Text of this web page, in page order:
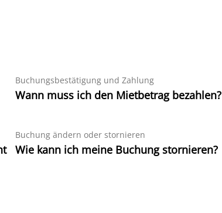
Buchungsbestätigung und Zahlung
Wann muss ich den Mietbetrag bezahlen?
Buchung ändern oder stornieren
Wie kann ich meine Buchung stornieren?